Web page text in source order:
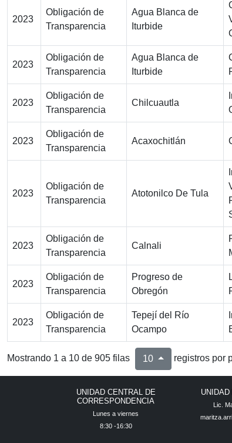
2023
Obligación de
Transparencia
Agua Blanca de
Iturbide
2023
Obligación de
Transparencia
Agua Blanca de
Iturbide
2023
Obligación de
Transparencia
Chilcuautla
2023
Obligación de
Transparencia
Acaxochitlán
2023
Obligación de
Transparencia
Atotonilco De Tula
2023
Obligación de
Transparencia
Calnali
2023
Obligación de
Transparencia
Progreso de
Obregón
2023
Obligación de
Transparencia
Tepejí del Río
Ocampo
Mostrando 1 a 10 de 905 filas 10 registros por
UNIDAD CENTRAL DE
CORRESPONDENCIA
Lunes a viernes
8:30 -16:30
Lic.